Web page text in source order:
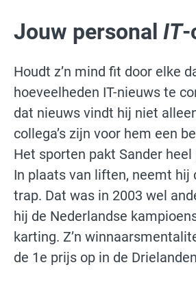
Jouw personal IT-
Houdt z’n mind fit door elke
hoeveelheden IT-nieuws te
dat nieuws vindt hij niet
collega’s zijn voor hem een
Het sporten pakt Sander
In plaats van liften, neemt hij
trap. Dat was in 2003 wel
hij de Nederlandse
karting. Z’n
de 1e prijs op in de